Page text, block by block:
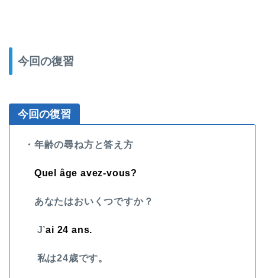
今回の復習
今回の復習
・年齢の尋ね方と答え方
Quel âge avez-vous?
あなたはおいくつですか？
J’ai 24 ans.
私は24歳です。